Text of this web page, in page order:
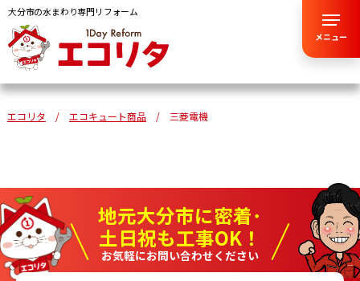
大分市の水まわり専門リフォーム
メニュー
エコリタ エコキュート商品 三菱電機
地元大分市に密着･
土日祝も工事OK！
お気軽にお問い合わせください